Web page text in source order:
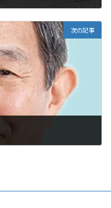
次の記事